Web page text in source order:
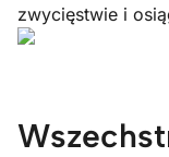
zwycięstwie i